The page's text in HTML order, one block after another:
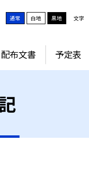
通常 白地 黒地 文字
配布文書 予定表